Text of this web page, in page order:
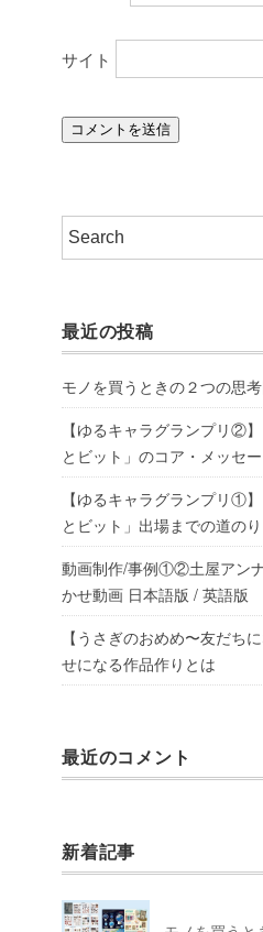
サイト
最近の投稿
モノを買うときの２つの思
【ゆるキャラグランプリ②
とビット」のコア・メッセ
【ゆるキャラグランプリ①
とビット」出場までの道のり
動画制作/事例①②土屋アン
かせ動画 日本語版 / 英語版
【うさぎのおめめ〜友だち
せになる作品作りとは
最近のコメント
新着記事